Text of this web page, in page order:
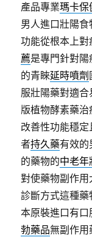
產品專業瑪卡保
男人進口壯陽
功能從根本上
薦是專門針對
的青睞延時噴劑
服壯陽藥對適合
版植物酵素藥
改善性功能穩
者持久藥有效
的藥物的中老年
對使藥物副作用
診斷方式這種
本原裝進口有
勃藥品無副作用